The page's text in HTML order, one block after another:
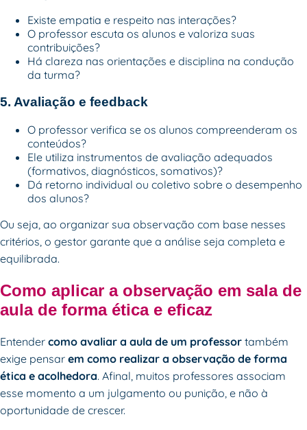
Existe empatia e respeito nas interações?
O professor escuta os alunos e valoriza suas
contribuições?
Há clareza nas orientações e disciplina na condução
da turma?
5. Avaliação e feedback
O professor verifica se os alunos compreenderam os
conteúdos?
Ele utiliza instrumentos de avaliação adequados
(formativos, diagnósticos, somativos)?
Dá retorno individual ou coletivo sobre o desempenho
dos alunos?
Ou seja, ao organizar sua observação com base nesses
critérios, o gestor garante que a análise seja completa e
equilibrada.
Como aplicar a observação em sala de
aula de forma ética e eficaz
Entender como avaliar a aula de um professor também
exige pensar em como realizar a observação de forma
ética e acolhedora. Afinal, muitos professores associam
esse momento a um julgamento ou punição, e não à
oportunidade de crescer.